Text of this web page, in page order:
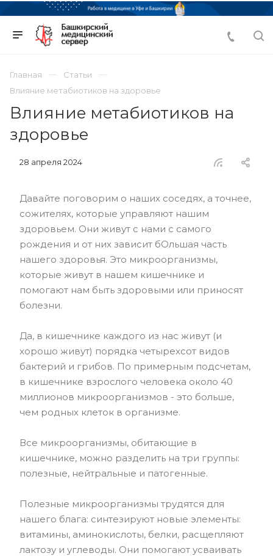
Главная
Статьи
Влияние метабиотиков на здоровье
Влияние метабиотиков на
здоровье
28 апреля 2024
Давайте поговорим о наших соседях, а точнее,
сожителях, которые управляют нашим
здоровьем. Они живут с нами с самого
рождения и от них зависит бОльшая часть
нашего здоровья. Это микроорганизмы,
которые живут в нашем кишечнике и
помогают нам быть здоровыми или приносят
болезни.
Да, в кишечнике каждого из нас живут (и
хорошо живут) порядка четырехсот видов
бактерий и грибов. По примерным подсчетам,
в кишечнике взрослого человека около 40
миллионов микроорганизмов - это больше,
чем родных клеток в организме.
Все микроорганизмы, обитающие в
кишечнике, можно разделить на три группы:
полезные, нейтральные и патогенные.
Полезные микроорганизмы трудятся для
нашего блага: синтезируют новые элементы:
витамины, аминокислоты, белки, расщепляют
лактозу и углеводы. Они помогают усваивать